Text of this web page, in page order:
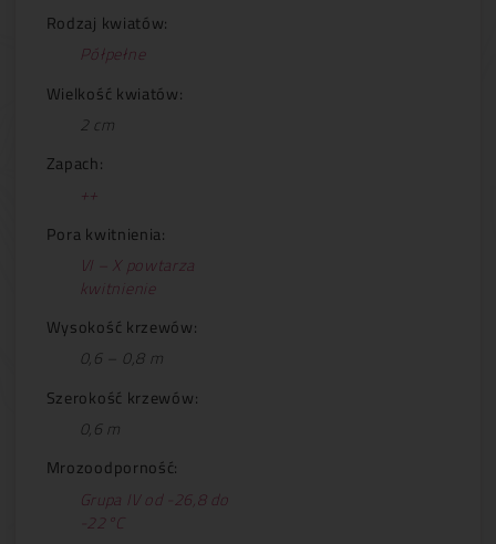
Rodzaj kwiatów:
Półpełne
Wielkość kwiatów:
2 cm
Zapach:
++
Pora kwitnienia:
VI – X powtarza
kwitnienie
Wysokość krzewów:
0,6 – 0,8 m
Szerokość krzewów:
0,6 m
Mrozoodporność:
Grupa IV od -26,8 do
-22°C